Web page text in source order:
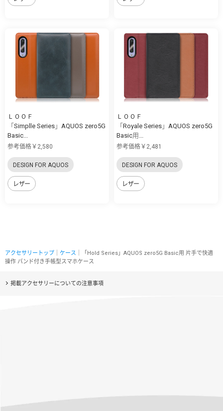
ＬＯＯＦ
「Simplle Series」AQUOS zero5G
Basic...
参考価格￥2,580
DESIGN FOR AQUOS
レザー
ＬＯＯＦ
「Royale Series」AQUOS zero5G
Basic用...
参考価格￥2,481
DESIGN FOR AQUOS
レザー
アクセサリートップ ケース ｜「Hold Series」AQUOS zero5G Basic用 片手で快適
操作 バンド付き手帳型スマホケース
掲載アクセサリーについての注意事項